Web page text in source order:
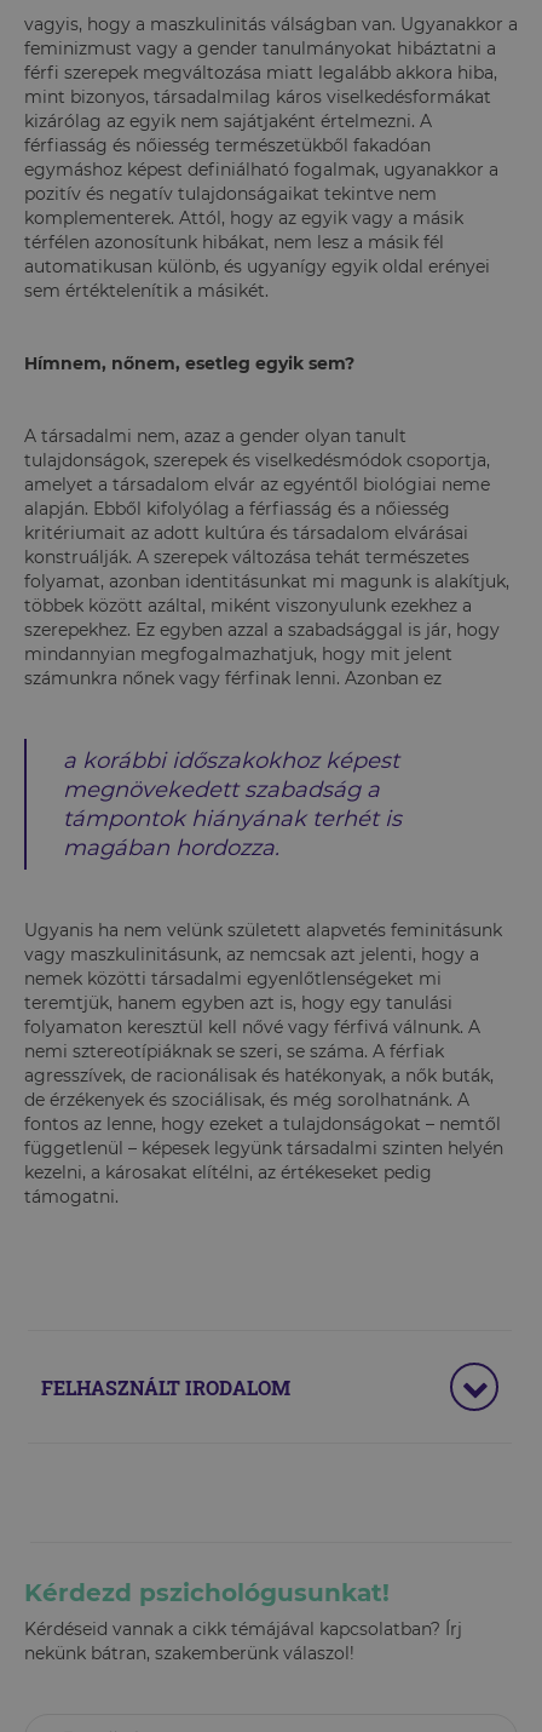
vagyis, hogy a maszkulinitás válságban van. Ugyanakkor a
feminizmust vagy a gender tanulmányokat hibáztatni a
férfi szerepek megváltozása miatt legalább akkora hiba,
mint bizonyos, társadalmilag káros viselkedésformákat
kizárólag az egyik nem sajátjaként értelmezni. A
férfiasság és nőiesség természetükből fakadóan
egymáshoz képest definiálható fogalmak, ugyanakkor a
pozitív és negatív tulajdonságaikat tekintve nem
komplementerek. Attól, hogy az egyik vagy a másik
térfélen azonosítunk hibákat, nem lesz a másik fél
automatikusan különb, és ugyanígy egyik oldal erényei
sem értéktelenítik a másikét.
Hímnem, nőnem, esetleg egyik sem?
A társadalmi nem, azaz a gender olyan tanult
tulajdonságok, szerepek és viselkedésmódok csoportja,
amelyet a társadalom elvár az egyéntől biológiai neme
alapján. Ebből kifolyólag a férfiasság és a nőiesség
kritériumait az adott kultúra és társadalom elvárásai
konstruálják. A szerepek változása tehát természetes
folyamat, azonban identitásunkat mi magunk is alakítjuk,
többek között azáltal, miként viszonyulunk ezekhez a
szerepekhez. Ez egyben azzal a szabadsággal is jár, hogy
mindannyian megfogalmazhatjuk, hogy mit jelent
számunkra nőnek vagy férfinak lenni. Azonban ez
a korábbi időszakokhoz képest
megnövekedett szabadság a
támpontok hiányának terhét is
magában hordozza.
Ugyanis ha nem velünk született alapvetés feminitásunk
vagy maszkulinitásunk, az nemcsak azt jelenti, hogy a
nemek közötti társadalmi egyenlőtlenségeket mi
teremtjük, hanem egyben azt is, hogy egy tanulási
folyamaton keresztül kell nővé vagy férfivá válnunk. A
nemi sztereotípiáknak se szeri, se száma. A férfiak
agresszívek, de racionálisak és hatékonyak, a nők buták,
de érzékenyek és szociálisak, és még sorolhatnánk. A
fontos az lenne, hogy ezeket a tulajdonságokat – nemtől
függetlenül – képesek legyünk társadalmi szinten helyén
kezelni, a károsakat elítélni, az értékeseket pedig
támogatni.
FELHASZNÁLT IRODALOM
Kérdezd pszichológusunkat!
Kérdéseid vannak a cikk témájával kapcsolatban? Írj
nekünk bátran, szakemberünk válaszol!